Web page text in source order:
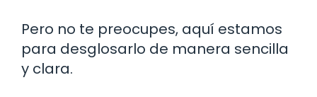
Pero no te preocupes, aquí estamos
para desglosarlo de manera sencilla
y clara.